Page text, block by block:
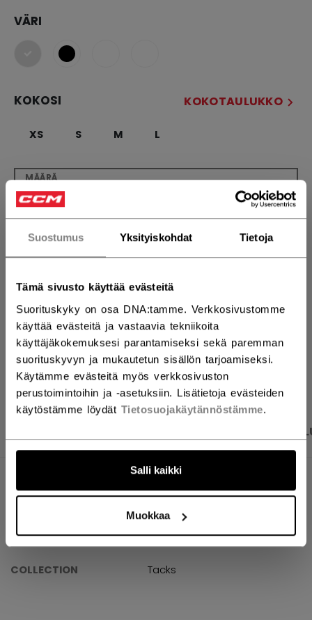
Suostumus Yksityiskohdat Tietoja
Tämä sivusto käyttää evästeitä
Suorituskyky on osa DNA:tamme. Verkkosivustomme
käyttää evästeitä ja vastaavia tekniikoita
käyttäjäkokemuksesi parantamiseksi sekä paremman
suorituskyvyn ja mukautetun sisällön tarjoamiseksi.
Käytämme evästeitä myös verkkosivuston
perustoimintoihin ja -asetuksiin. Lisätietoja evästeiden
käytöstämme löydät Tietosuojakäytännöstämme.
Salli kaikki
Muokkaa
VÄRI
selected
KOKOSI KOKOTAULUKKO
XS S M L
MÄÄRÄ
LISÄÄ OSTOSKORIIN
Toimitusehdot Ilmainen palautus
AVAA
TEKNISET TIEDOT
HT210-SR
COLLECTION
Tacks